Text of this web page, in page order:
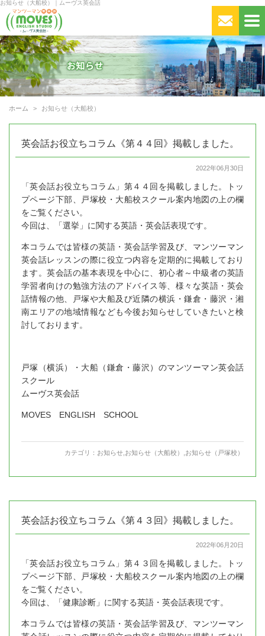
お知らせ（大船校）｜ムーヴス英会話
ホーム お知らせ（大船校）
英会話お役立ちコラム《第４４回》掲載しました。
2022年06月30日
「英会話お役立ちコラム」第４４回を掲載しました。トッ
プページ下部、戸塚校・大船校スクール案内地図の上の欄
をご覧ください。
今回は、「選挙」に関する英語・英会話表現です。
本コラムでは皆様の英語・英会話学習及び、マンツーマン
英会話レッスンの際に役立つ内容を定期的に掲載しており
ます。英会話の基本表現を中心に、初心者～中級者の英語
学習者向けの勉強方法のアドバイス等、様々な英語・英会
話情報の他、戸塚や大船及び近隣の横浜・鎌倉・藤沢・湘
南エリアの地域情報なども今後お知らせしていきたいと検
討しております。
戸塚（横浜）・大船（鎌倉・藤沢）のマンツーマン英会話
スクール
ムーヴス英会話
MOVES ENGLISH SCHOOL
カテゴリ： お知らせ お知らせ（大船校） お知らせ（戸塚校）
英会話お役立ちコラム《第４３回》掲載しました。
2022年06月20日
「英会話お役立ちコラム」第４３回を掲載しました。トッ
プページ下部、戸塚校・大船校スクール案内地図の上の欄
をご覧ください。
今回は、「健康診断」に関する英語・英会話表現です。
本コラムでは皆様の英語・英会話学習及び、マンツーマン